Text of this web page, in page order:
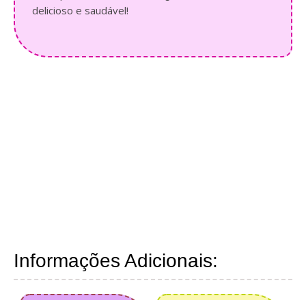
delicioso e saudável!
Informações Adicionais: